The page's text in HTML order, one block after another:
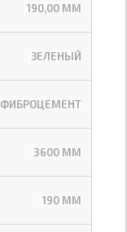
190,00 ММ
ЗЕЛЕНЫЙ
ФИБРОЦЕМЕНТ
3600 ММ
190 ММ